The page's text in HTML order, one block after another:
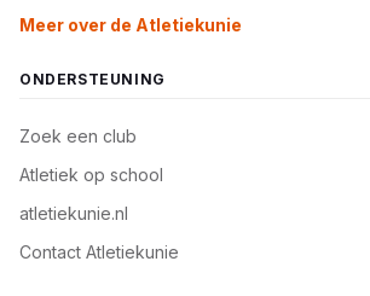
Meer over de Atletiekunie
ONDERSTEUNING
Zoek een club
Atletiek op school
atletiekunie.nl
Contact Atletiekunie